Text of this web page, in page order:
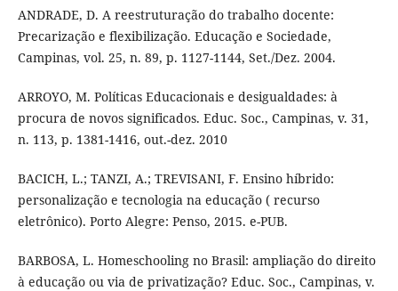
ANDRADE, D. A reestruturação do trabalho docente:
Precarização e flexibilização. Educação e Sociedade,
Campinas, vol. 25, n. 89, p. 1127-1144, Set./Dez. 2004.
ARROYO, M. Políticas Educacionais e desigualdades: à
procura de novos significados. Educ. Soc., Campinas, v. 31,
n. 113, p. 1381-1416, out.-dez. 2010
BACICH, L.; TANZI, A.; TREVISANI, F. Ensino híbrido:
personalização e tecnologia na educação ( recurso
eletrônico). Porto Alegre: Penso, 2015. e-PUB.
BARBOSA, L. Homeschooling no Brasil: ampliação do direito
à educação ou via de privatização? Educ. Soc., Campinas, v.